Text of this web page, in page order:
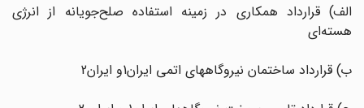
الف) قرارداد همکاری در زمینه استفاده صلح‌‎جویانه از انرژی
هسته‌ای
ب) قرارداد ساختمان نیروگاههای اتمی ایران1و ایران2